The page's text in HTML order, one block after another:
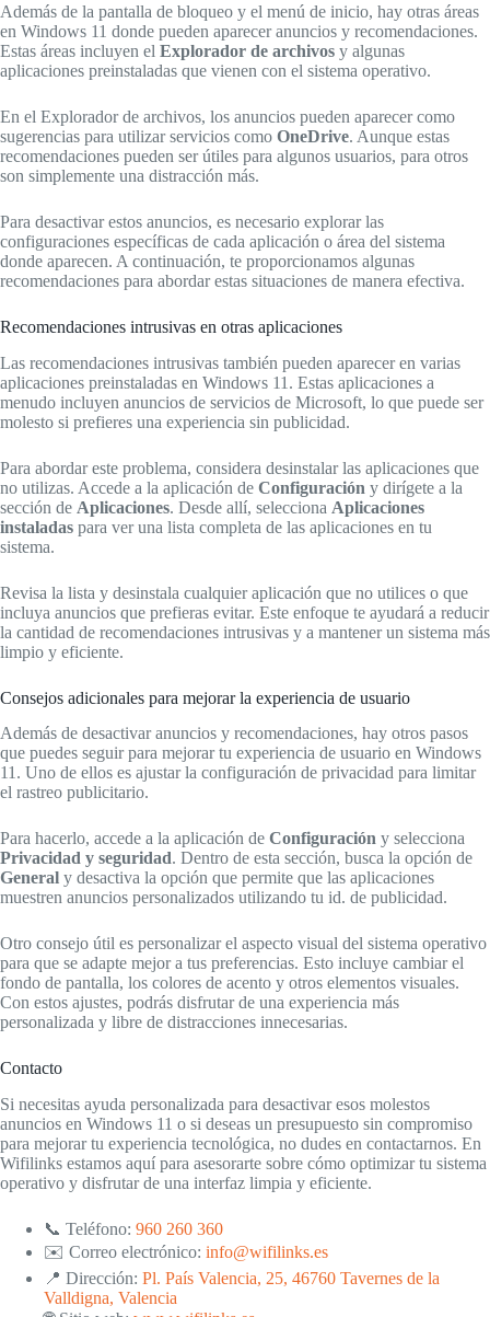
Además de la pantalla de bloqueo y el menú de inicio, hay otras áreas
en Windows 11 donde pueden aparecer anuncios y recomendaciones.
Estas áreas incluyen el Explorador de archivos y algunas
aplicaciones preinstaladas que vienen con el sistema operativo.
En el Explorador de archivos, los anuncios pueden aparecer como
sugerencias para utilizar servicios como OneDrive. Aunque estas
recomendaciones pueden ser útiles para algunos usuarios, para otros
son simplemente una distracción más.
Para desactivar estos anuncios, es necesario explorar las
configuraciones específicas de cada aplicación o área del sistema
donde aparecen. A continuación, te proporcionamos algunas
recomendaciones para abordar estas situaciones de manera efectiva.
Recomendaciones intrusivas en otras aplicaciones
Las recomendaciones intrusivas también pueden aparecer en varias
aplicaciones preinstaladas en Windows 11. Estas aplicaciones a
menudo incluyen anuncios de servicios de Microsoft, lo que puede ser
molesto si prefieres una experiencia sin publicidad.
Para abordar este problema, considera desinstalar las aplicaciones que
no utilizas. Accede a la aplicación de Configuración y dirígete a la
sección de Aplicaciones. Desde allí, selecciona Aplicaciones
instaladas para ver una lista completa de las aplicaciones en tu
sistema.
Revisa la lista y desinstala cualquier aplicación que no utilices o que
incluya anuncios que prefieras evitar. Este enfoque te ayudará a reducir
la cantidad de recomendaciones intrusivas y a mantener un sistema más
limpio y eficiente.
Consejos adicionales para mejorar la experiencia de usuario
Además de desactivar anuncios y recomendaciones, hay otros pasos
que puedes seguir para mejorar tu experiencia de usuario en Windows
11. Uno de ellos es ajustar la configuración de privacidad para limitar
el rastreo publicitario.
Para hacerlo, accede a la aplicación de Configuración y selecciona
Privacidad y seguridad. Dentro de esta sección, busca la opción de
General y desactiva la opción que permite que las aplicaciones
muestren anuncios personalizados utilizando tu id. de publicidad.
Otro consejo útil es personalizar el aspecto visual del sistema operativo
para que se adapte mejor a tus preferencias. Esto incluye cambiar el
fondo de pantalla, los colores de acento y otros elementos visuales.
Con estos ajustes, podrás disfrutar de una experiencia más
personalizada y libre de distracciones innecesarias.
Contacto
Si necesitas ayuda personalizada para desactivar esos molestos
anuncios en Windows 11 o si deseas un presupuesto sin compromiso
para mejorar tu experiencia tecnológica, no dudes en contactarnos. En
Wifilinks estamos aquí para asesorarte sobre cómo optimizar tu sistema
operativo y disfrutar de una interfaz limpia y eficiente.
📞 Teléfono: 960 260 360
✉️ Correo electrónico: info@wifilinks.es
📍 Dirección: Pl. País Valencia, 25, 46760 Tavernes de la
Valldigna, Valencia